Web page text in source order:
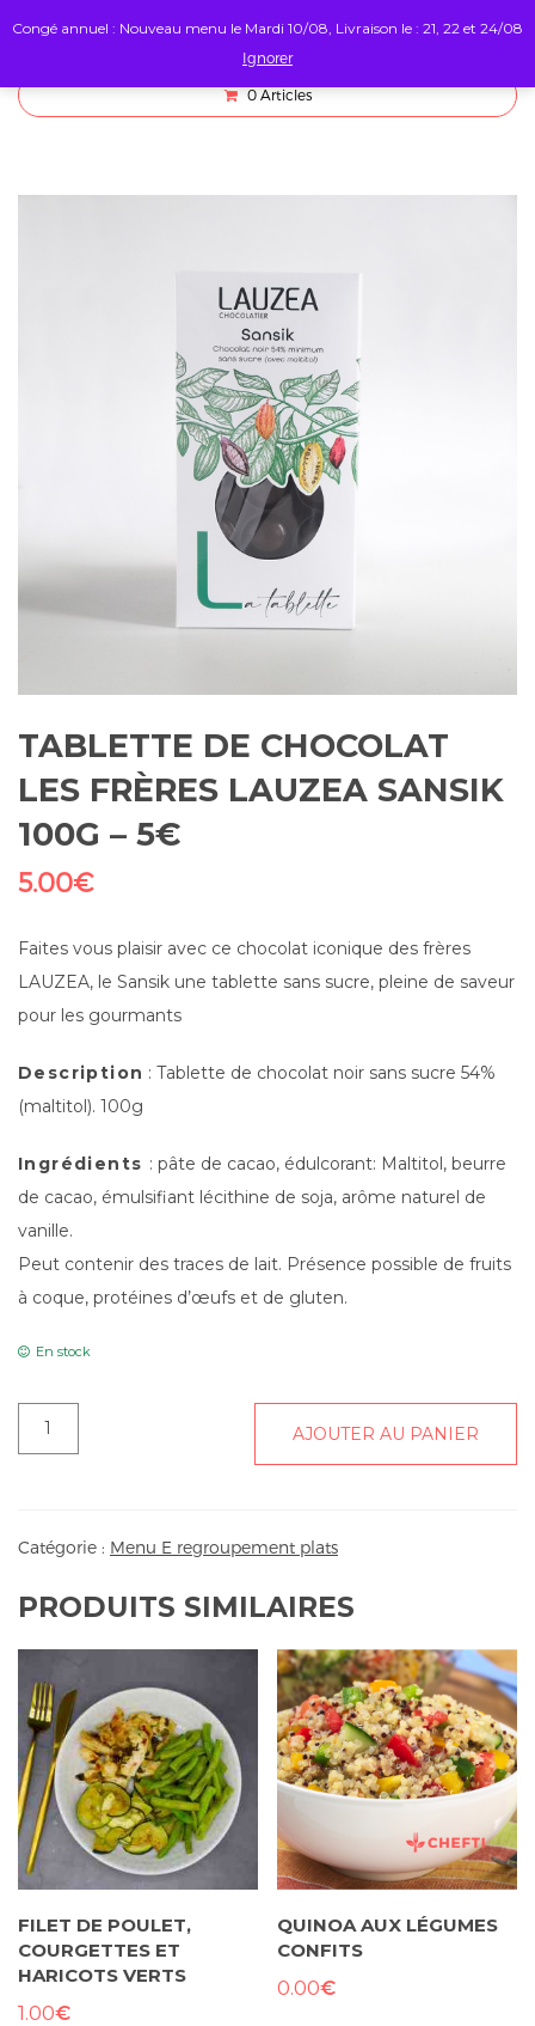
0 Articles
TABLETTE DE CHOCOLAT
LES FRÈRES LAUZEA SANSIK
100G – 5€
5.00€
Faites vous plaisir avec ce chocolat iconique des frères
LAUZEA, le Sansik une tablette sans sucre, pleine de saveur
pour les gourmants
Description : Tablette de chocolat noir sans sucre 54%
(maltitol). 100g
Ingrédients : pâte de cacao, édulcorant: Maltitol, beurre
de cacao, émulsifiant lécithine de soja, arôme naturel de
vanille.
Peut contenir des traces de lait. Présence possible de fruits
à coque, protéines d’œufs et de gluten.
En stock
Frères
100g
5€
AJOUTER AU PANIER
Catégorie : Menu E regroupement plats
PRODUITS SIMILAIRES
FILET DE POULET,
COURGETTES ET
HARICOTS VERTS
1.00€
QUINOA AUX LÉGUMES
CONFITS
0.00€
Congé annuel : Nouveau menu le Mardi 10/08, Livraison le : 21, 22 et 24/08
Ignorer